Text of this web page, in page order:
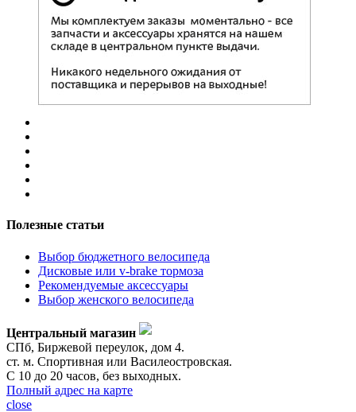
Полезные статьи
Выбор бюджетного велосипеда
Дисковые или v-brake тормоза
Рекомендуемые аксессуары
Выбор женского велосипеда
Центральный магазин
СПб, Биржевой переулок, дом 4.
ст. м. Спортивная или Василеостровская.
С 10 до 20 часов, без выходных.
Полный адрес на карте
close